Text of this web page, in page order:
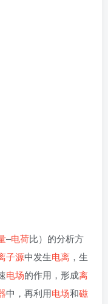
–电荷比）的分析方
子源中发生电离 ，生
电场的作用，形成离
中，再利用电场和磁